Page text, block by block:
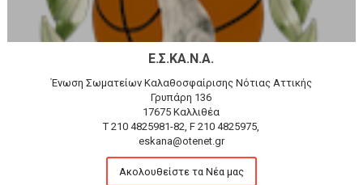
Ε.Σ.ΚΑ.Ν.Α.
Ένωση Σωματείων Καλαθοσφαίρισης Νότιας Αττικής
Γρυπάρη 136
17675 Καλλιθέα
T 210 4825981-82, F 210 4825975,
eskana@otenet.gr
Ακολουθείστε τα Νέα μας